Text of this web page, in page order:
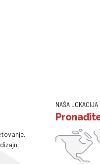
NAŠA LOKACIJA